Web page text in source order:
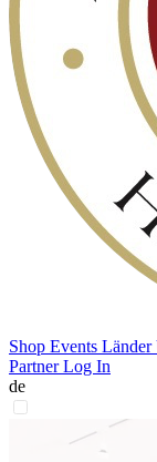
Shop Events Länder
Partner Log In
de